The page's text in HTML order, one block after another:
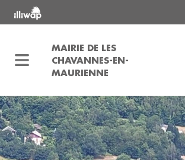
MAIRIE DE LES
CHAVANNES-EN-
MAURIENNE